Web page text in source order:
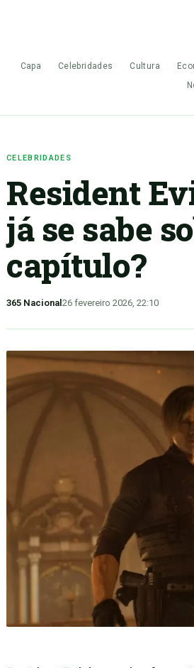
Capa Celebridades Cultura
CELEBRIDADES
Resident
já se sabe
capítulo?
365 Nacional 26 fevereiro 2026, 22:10